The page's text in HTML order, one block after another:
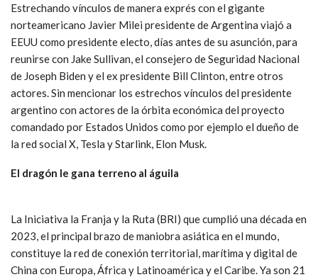
Estrechando vínculos de manera exprés con el gigante
norteamericano Javier Milei presidente de Argentina viajó a
EEUU como presidente electo, días antes de su asunción, para
reunirse con Jake Sullivan, el consejero de Seguridad Nacional
de Joseph Biden y el ex presidente Bill Clinton, entre otros
actores. Sin mencionar los estrechos vínculos del presidente
argentino con actores de la órbita económica del proyecto
comandado por Estados Unidos como por ejemplo el dueño de
la red social X, Tesla y Starlink, Elon Musk.
El dragón le gana terreno al águila
La Iniciativa la Franja y la Ruta (BRI) que cumplió una década en
2023, el principal brazo de maniobra asiática en el mundo,
constituye la red de conexión territorial, marítima y digital de
China con Europa, África y Latinoamérica y el Caribe. Ya son 21